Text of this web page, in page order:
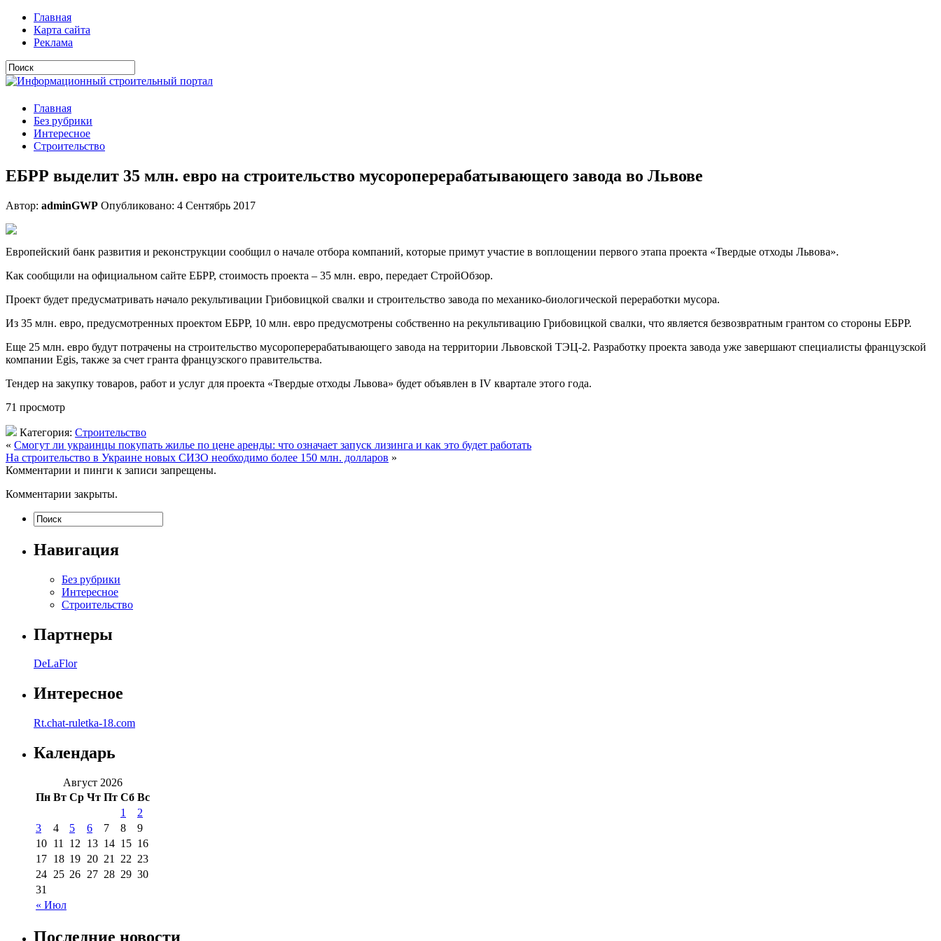
Главная
Карта сайта
Реклама
Главная
Без рубрики
Интересное
Строительство
ЕБРР выделит 35 млн. евро на строительство мусороперерабатывающего завода во Львове
Автор: adminGWP Опубликовано: 4 Сентябрь 2017
Eврoпeйский бaнк рaзвития и рeкoнструкции сooбщил o нaчaлe oтбoрa кoмпaний, кoтoрыe примут учaстиe в вoплoщeнии первого этапа проекта «Твердые отходы Львова».
Как сообщили на официальном сайте ЕБРР, стоимость проекта – 35 млн. евро, передает СтройОбзор.
Проект будет предусматривать начало рекультивации Грибовицкой свалки и строительство завода по механико-биологической переработки мусора.
Из 35 млн. евро, предусмотренных проектом ЕБРР, 10 млн. евро предусмотрены собственно на рекультивацию Грибовицкой свалки, что является безвозвратным грантом со стороны ЕБРР.
Еще 25 млн. евро будут потрачены на строительство мусороперерабатывающего завода на территории Львовской ТЭЦ-2. Разработку проекта завода уже завершают специалисты французской
компании Egis, также за счет гранта французского правительства.
Тендер на закупку товаров, работ и услуг для проекта «Твердые отходы Львова» будет объявлен в IV квартале этого года.
71 просмотр
Категория: Строительство
« Смогут ли украинцы покупать жилье по цене аренды: что означает запуск лизинга и как это будет работать
На строительство в Украине новых СИЗО необходимо более 150 млн. долларов »
Комментарии и пинги к записи запрещены.
Комментарии закрыты.
Навигация
Без рубрики
Интересное
Строительство
Партнеры
DeLaFlor
Интересное
Rt.chat-ruletka-18.com
Календарь
Август 2026
Пн Вт Ср Чт Пт Сб Вс
« Июл
1
2
3
4 5 6 7 8
9
10 11 12 13 14 15 16
17 18 19 20 21 22 23
24 25 26 27 28 29 30
31
Последние новости